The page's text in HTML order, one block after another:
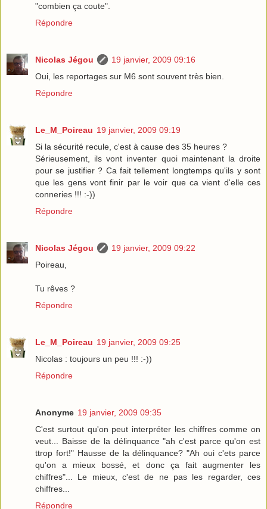
"combien ça coute".
Répondre
Nicolas Jégou
19 janvier, 2009 09:16
Oui, les reportages sur M6 sont souvent très bien.
Répondre
Le_M_Poireau 19 janvier, 2009 09:19
Si la sécurité recule, c'est à cause des 35 heures ?
Sérieusement, ils vont inventer quoi maintenant la droite
pour se justifier ? Ca fait tellement longtemps qu'ils y sont
que les gens vont finir par le voir que ca vient d'elle ces
conneries !!! :-))
Répondre
Nicolas Jégou
19 janvier, 2009 09:22
Poireau,
Tu rêves ?
Répondre
Le_M_Poireau 19 janvier, 2009 09:25
Nicolas : toujours un peu !!! :-))
Répondre
Anonyme 19 janvier, 2009 09:35
C'est surtout qu'on peut interpréter les chiffres comme on
veut... Baisse de la délinquance "ah c'est parce qu'on est
ttrop fort!" Hausse de la délinquance? "Ah oui c'ets parce
qu'on a mieux bossé, et donc ça fait augmenter les
chiffres"... Le mieux, c'est de ne pas les regarder, ces
chiffres...
Répondre